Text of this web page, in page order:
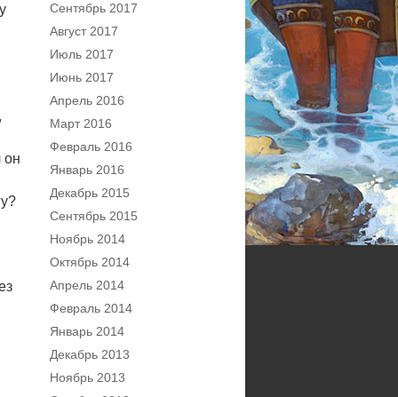
он
Сентябрь 2017
Август 2017
Июль 2017
Июнь 2017
Апрель 2016
Март 2016
Февраль 2016
Январь 2016
Декабрь 2015
Сентябрь 2015
Ноябрь 2014
Октябрь 2014
Апрель 2014
Февраль 2014
Январь 2014
Декабрь 2013
Ноябрь 2013